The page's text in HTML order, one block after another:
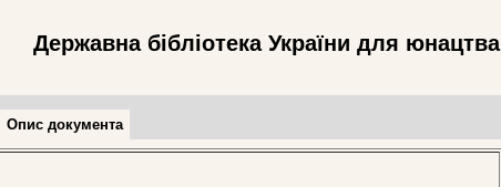
Державна бібліотека України для юнацтва
Опис документа